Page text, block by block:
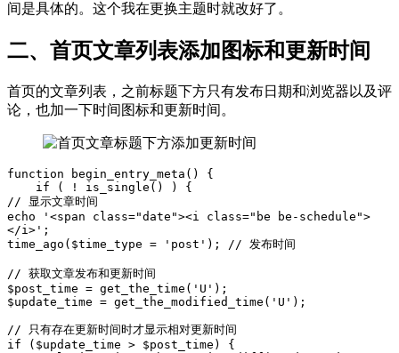
间是具体的。这个我在更换主题时就改好了。
二、首页文章列表添加图标和更新时间
首页的文章列表，之前标题下方只有发布日期和浏览器以及评
论，也加一下时间图标和更新时间。
function begin_entry_meta() {
// 显示文章时间
echo '<span class="date"><i class="be be-schedule">
</i>';
time_ago($time_type = 'post'); // 发布时间
// 获取文章发布和更新时间
$post_time = get_the_time('U');
$update_time = get_the_modified_time('U');
// 只有存在更新时间时才显示相对更新时间
if ($update_time > $post_time) {